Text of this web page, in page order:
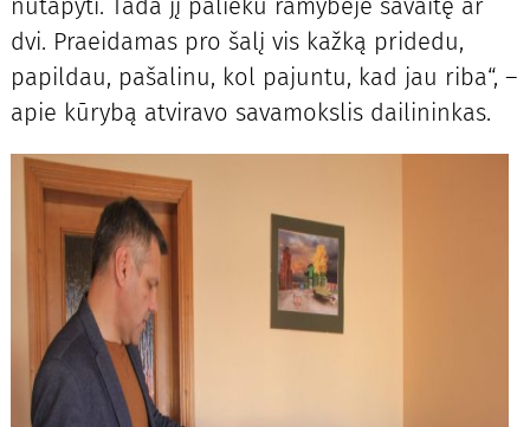
nutapyti. Tada jį palieku ramybėje savaitę ar
dvi. Praeidamas pro šalį vis kažką pridedu,
papildau, pašalinu, kol pajuntu, kad jau riba“, –
apie kūrybą atviravo savamokslis dailininkas.